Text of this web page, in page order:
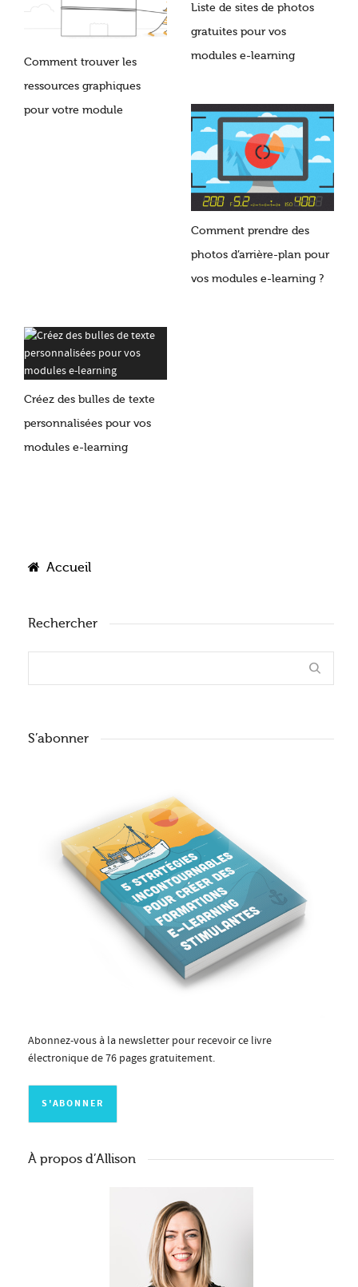
Comment trouver les
ressources graphiques
pour votre module
Liste de sites de photos
gratuites pour vos
modules e-learning
Comment prendre des
photos d’arrière-plan pour
vos modules e-learning ?
Créez des bulles de texte
personnalisées pour vos
modules e-learning
Accueil
Rechercher
S’abonner
Abonnez-vous à la newsletter pour recevoir ce livre
électronique de 76 pages gratuitement.
À propos d’Allison